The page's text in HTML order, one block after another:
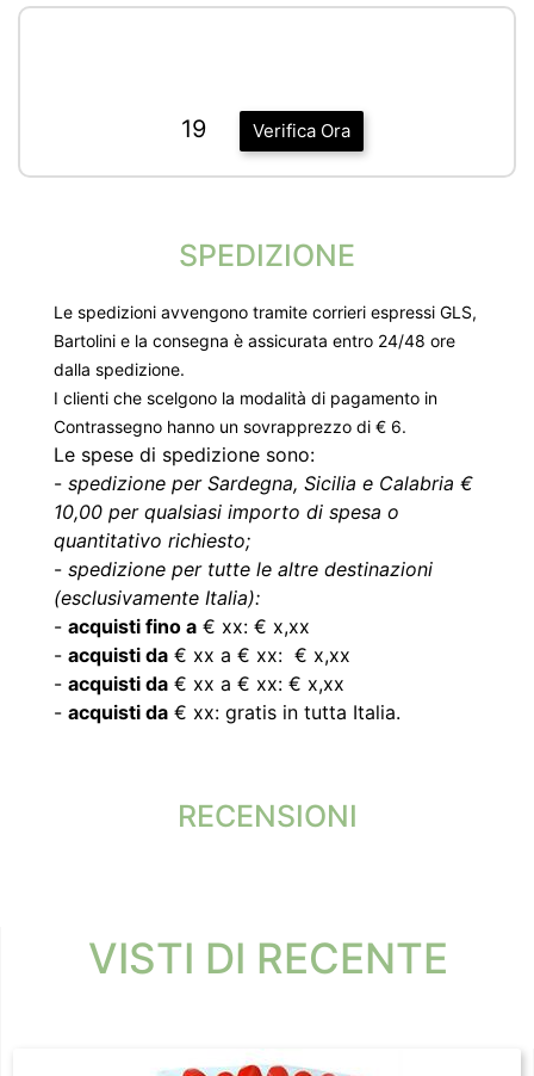
Verifica Ora
19
SPEDIZIONE
Le spedizioni avvengono tramite corrieri espressi GLS,
Bartolini e la consegna è assicurata entro 24/48 ore
dalla spedizione.
I clienti che scelgono la modalità di pagamento in
Contrassegno hanno un sovrapprezzo di € 6.
Le spese di spedizione sono:
- spedizione per Sardegna, Sicilia e Calabria €
10,00 per qualsiasi importo di spesa o
quantitativo richiesto;
- spedizione per tutte le altre destinazioni
(esclusivamente Italia):
- acquisti fino a € xx: € x,xx
- acquisti da € xx a € xx: € x,xx
- acquisti da € xx a € xx: € x,xx
- acquisti da € xx: gratis in tutta Italia.
RECENSIONI
VISTI DI RECENTE